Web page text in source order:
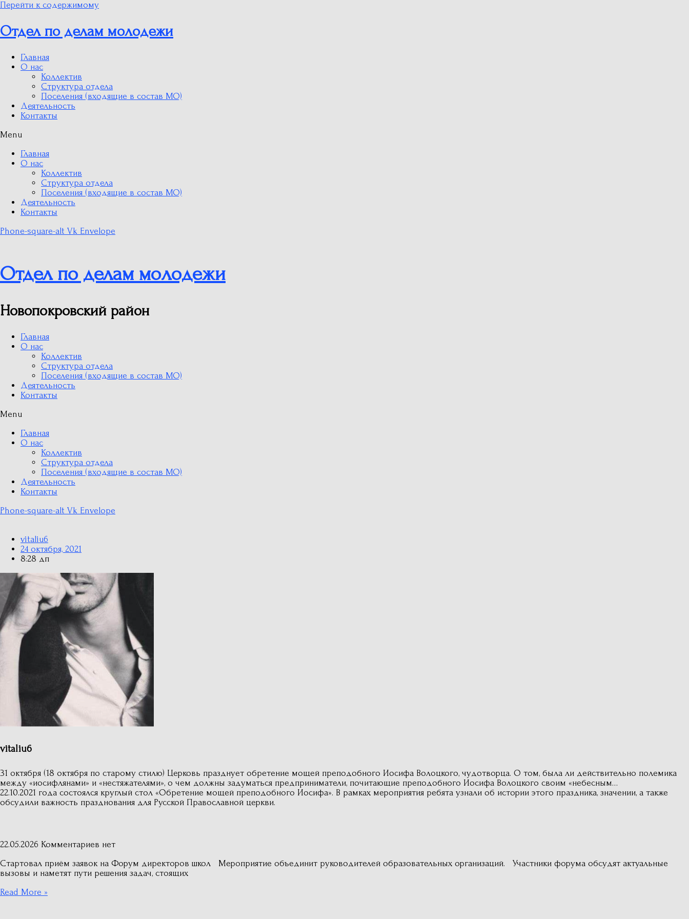
Перейти к содержимому
Отдел по делам молодежи
Главная
О нас
Коллектив
Структура отдела
Поселения (входящие в состав МО)
Деятельность
Контакты
Menu
Главная
О нас
Коллектив
Структура отдела
Поселения (входящие в состав МО)
Деятельность
Контакты
Phone-square-alt Vk Envelope
Отдел по делам молодежи
Новопокровский район
Главная
О нас
Коллектив
Структура отдела
Поселения (входящие в состав МО)
Деятельность
Контакты
Menu
Главная
О нас
Коллектив
Структура отдела
Поселения (входящие в состав МО)
Деятельность
Контакты
Phone-square-alt Vk Envelope
vitaliu6
24 октября, 2021
8:28 дп
vitaliu6
31 октября (18 октября по старому стилю) Церковь празднует обретение мощей преподобного Иосифа Волоцкого, чудотворца. О том, была ли действительно полемика
между «иосифлянами» и «нестяжателями», о чем должны задуматься предприниматели, почитающие преподобного Иосифа Волоцкого своим «небесным…
22.10.2021 года состоялся круглый стол «Обретение мощей преподобного Иосифа». В рамках мероприятия ребята узнали об истории этого праздника, значении, а также
обсудили важность празднования для Русской Православной церкви.
22.05.2026 Комментариев нет
Стартовал приём заявок на Форум директоров школ Мероприятие объединит руководителей образовательных организаций. Участники форума обсудят актуальные
вызовы и наметят пути решения задач, стоящих
Read More »